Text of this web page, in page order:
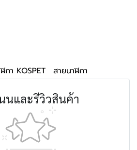
กา KOSPET สายนาฬิกา
นและรีวิวสินค้า